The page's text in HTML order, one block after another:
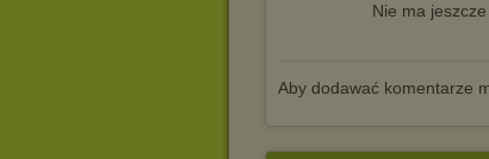
Nie ma
Aby dodawać komentarze